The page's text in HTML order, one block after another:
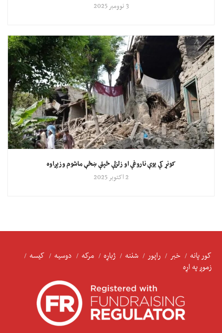
3 نوومبر 2025
کونړ کې یوې ناروغې او زلزلې ځپلې ښځې ماشوم وزېږاوه
2 اکتوبر 2025
کور پانه خبر راپور شننه ژباړه مرکه دوسیه
کیسه
زموږ په اړه